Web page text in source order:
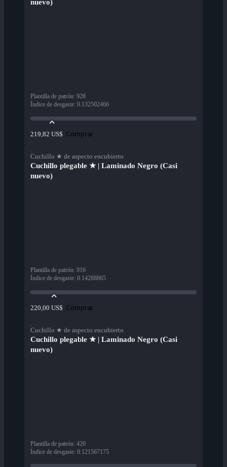
nuevo)
Plantilla de patrón: 928
Índice de desgaste: 0.132502466
219,82 US$ Comprar
Cuchillo ★ de aspecto encubierto
Cuchillo plegable ★ | Laminado Negro (Casi
nuevo)
Plantilla de patrón: 916
Índice de desgaste: 0.14288865
220,00 US$ Comprar
Cuchillo ★ de aspecto encubierto
Cuchillo plegable ★ | Laminado Negro (Casi
nuevo)
Plantilla de patrón: 420
Índice de desgaste: 0.121567175